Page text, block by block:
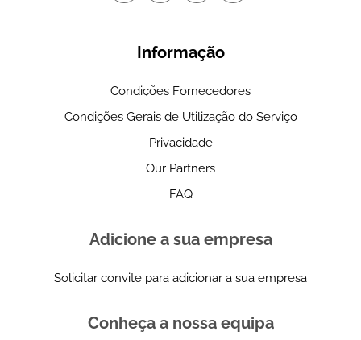
Informação
Condições Fornecedores
Condições Gerais de Utilização do Serviço
Privacidade
Our Partners
FAQ
Adicione a sua empresa
Solicitar convite para adicionar a sua empresa
Conheça a nossa equipa